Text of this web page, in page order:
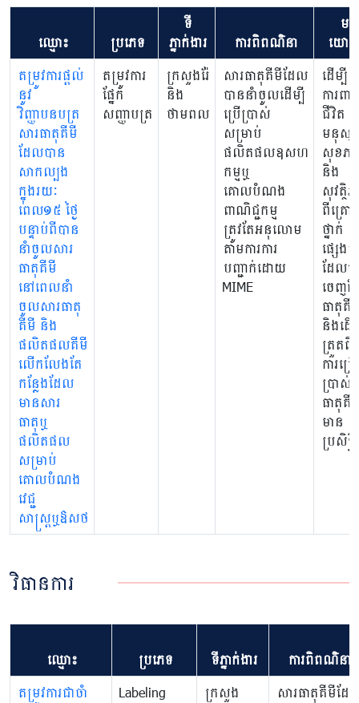
ឈ្មោះ ប្រភេទ
ទី
ភ្នាក់ងារ
ការពិពណ៌នា
មតិ
យោ
តម្រូវការផ្តល់
នូវ
វិញ្ញាបនបត្រ
សារធាតុគីមី
ដែលបាន
សាកល្បង
ក្នុងរយៈ
ពេល១៥ ថ្ងៃ
បន្ទាប់ពីបាន
នាំចូលសារ
ធាតុគីមី
នៅពេលនាំ
ចូលសារធាតុ
គីមី និង
ផលិតផលគីមី
លើកលែងតែ
កន្លែងដែល
មានសារ
ធាតុឬ
ផលិតផល
សម្រាប់
គោលបំណង
វេជ្ជ
សាស្រ្តឬឱសថ
តម្រូវការ
ផ្នែក
សញ្ញាបត្រ
ក្រសួងរ៉ែ
និង
ថាមពល
សារធាតុគីមីដែល
បាននាំចូលដើម្បី
ប្រើប្រាស់
សម្រាប់
ផលិតផលឧសហ
កម្មឬ
គោលបំណង
ពាណិជ្ជកម្ម
ត្រូវតែអនុលោម
តាមការការ
បញ្ជាក់ដោយ
MIME
ដើម្បី
ការពារ
ជីវិត
មនុស្ស
សុខភា
និង
សុវត្ថិភ
ពីគ្រោះ
ថ្នាក់
ផ្សេងៗ
ដែលក
ចេញពី
ធាតុគីមី
និងដើ
ត្រួតពិ
ការប្រើ
ប្រាស់
ធាតុគី
មាន
ប្រសិទ្ធិ
វិធានការ
ឈ្មោះ ប្រភេទ ទីភ្នាក់ងារ ការពិពណ៌នា
តម្រូវការជាចាំ
Labeling
ក្រសួង
សារធាតុគីមីដែ